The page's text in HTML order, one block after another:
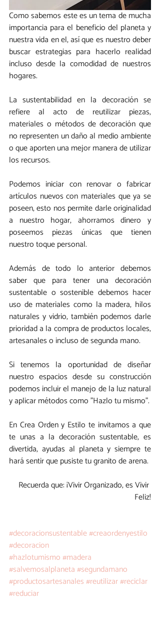
Como sabemos este es un tema de mucha
importancia para el beneficio del planeta y
nuestra vida en el, así que es nuestro deber
buscar estrategias para hacerlo realidad
incluso desde la comodidad de nuestros
hogares.
La sustentabilidad en la decoración se
refiere al acto de reutilizar piezas,
materiales o métodos de decoración que
no representen un daño al medio ambiente
o que aporten una mejor manera de utilizar
los recursos.
Podemos iniciar con renovar o fabricar
artículos nuevos con materiales que ya se
poseen, esto nos permite darle originalidad
a nuestro hogar, ahorramos dinero y
poseemos piezas únicas que tienen
nuestro toque personal.
Además de todo lo anterior debemos
saber que para tener una decoración
sustentable o sostenible debemos hacer
uso de materiales como la madera, hilos
naturales y vidrio, también podemos darle
prioridad a la compra de productos locales,
artesanales o incluso de segunda mano.
Si tenemos la oportunidad de diseñar
nuestro espacios desde su construcción
podemos incluir el manejo de la luz natural
y aplicar métodos como "Hazlo tu mismo".
En Crea Orden y Estilo te invitamos a que
te unas a la decoración sustentable, es
divertida, ayudas al planeta y siempre te
hará sentir que pusiste tu granito de arena.
Recuerda que: ¡Vivir Organizado, es Vivir
Feliz!
#decoracionsustentable#creaordenyestilo
#decoracion
#hazlotumismo#madera
#salvemosalplaneta#segundamano
#productosartesanales#reutilizar#reciclar
#reduciar